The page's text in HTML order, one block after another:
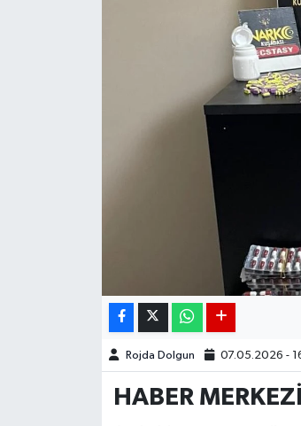
Rojda Dolgun 07.05.2026 -
HABER MERKEZİ
GÜNDEM
HABERDE İNSAN
KÜLTÜR SANAT